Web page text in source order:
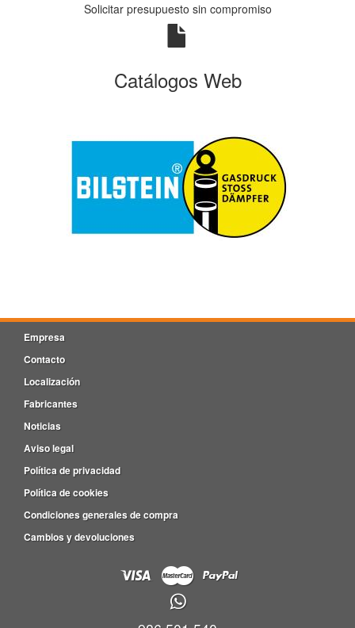
Solicitar presupuesto sin compromiso
Catálogos Web
Empresa
Contacto
Localización
Fabricantes
Noticias
Aviso legal
Política de privacidad
Política de cookies
Condiciones generales de compra
Cambios y devoluciones